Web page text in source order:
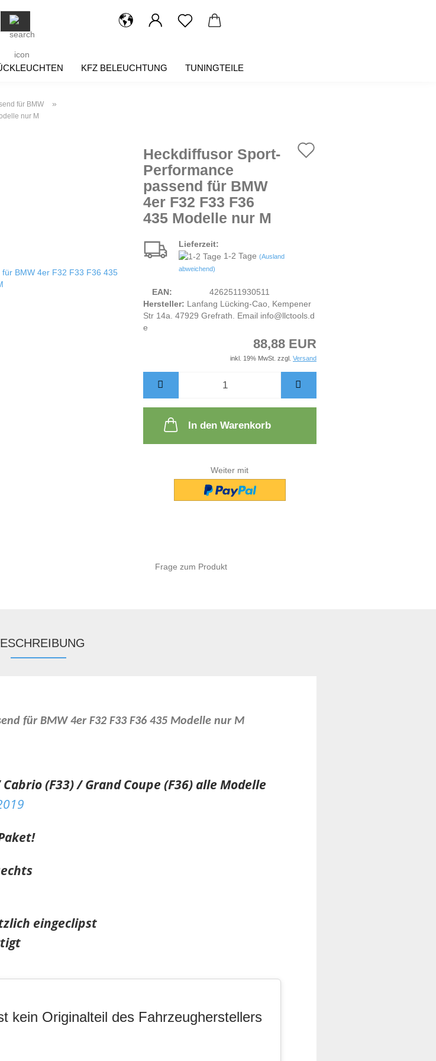
KFZ BELEUCHTUNG TUNINGTEILE
für BMW »
nur M
Heckdiffusor Sport-
Performance
passend für BMW
4er F32 F33 F36
435 Modelle nur M
Lieferzeit:
1-2 Tage (Ausland
abweichend)
EAN:
4262511930511
Hersteller: Lanfang Lücking-Cao, Kempener
Str 14a. 47929 Grefrath. Email info@llctools.d
e
88,88 EUR
inkl. 19% MwSt. zzgl. Versand
In den Warenkorb
Weiter mit
Frage zum Produkt
für BMW 4er F32 F33 F36 435 Modelle nur M
(F33) / Grand Coupe (F36) alle Modelle
eingeclipst
kein Originalteil des Fahrzeugherstellers